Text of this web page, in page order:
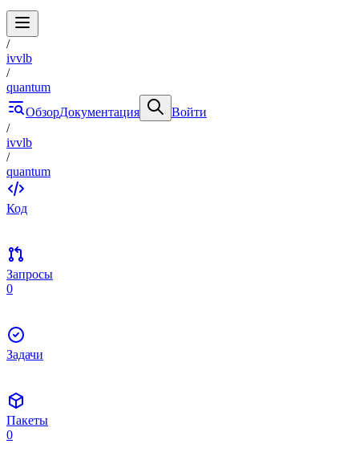
/
ivvlb
/
quantum
ОбзорДокументация
Войти
/
ivvlb
/
quantum
Код
Запросы
0
Задачи
Пакеты
0